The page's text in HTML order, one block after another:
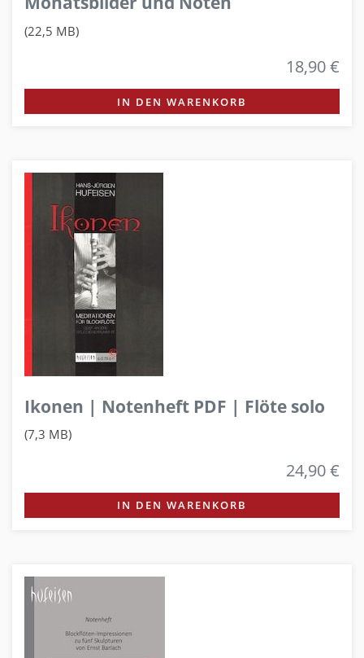
(22,5 MB)
18,90 €
IN DEN WARENKORB
Ikonen | Notenheft PDF | Flöte solo
(7,3 MB)
24,90 €
IN DEN WARENKORB